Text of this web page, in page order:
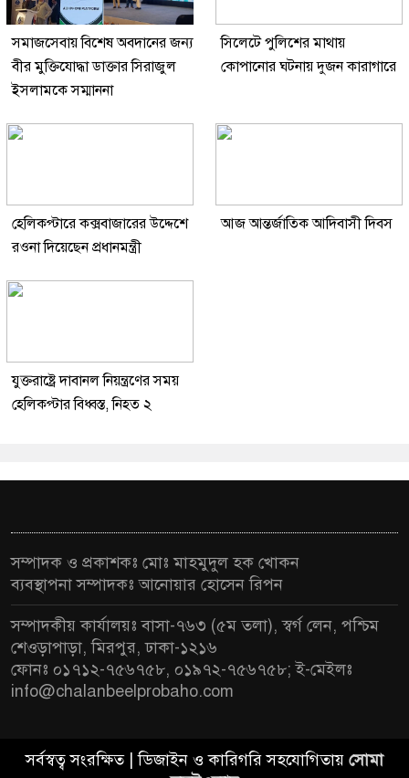
সমাজসেবায় বিশেষ অবদানের জন্য
বীর মুক্তিযোদ্ধা ডাক্তার সিরাজুল
ইসলামকে সম্মাননা
সিলেটে পুলিশের মাথায়
কোপানোর ঘটনায় দুজন কারাগারে
হেলিকপ্টারে কক্সবাজারের উদ্দেশে
রওনা দিয়েছেন প্রধানমন্ত্রী
আজ আন্তর্জাতিক আদিবাসী দিবস
যুক্তরাষ্ট্রে দাবানল নিয়ন্ত্রণের সময়
হেলিকপ্টার বিধ্বস্ত, নিহত ২
সম্পাদক ও প্রকাশকঃ মোঃ মাহমুদুল হক খোকন
ব্যবস্থাপনা সম্পাদকঃ আনোয়ার হোসেন রিপন
সম্পাদকীয় কার্যালয়ঃ বাসা-৭৬৩ (৫ম তলা), স্বর্গ লেন, পশ্চিম
শেওড়াপাড়া, মিরপুর, ঢাকা-১২১৬
ফোনঃ ০১৭১২-৭৫৬৭৫৮, ০১৯৭২-৭৫৬৭৫৮; ই-মেইলঃ
info@chalanbeelprobaho.com
সর্বস্বত্ব সংরক্ষিত | ডিজাইন ও কারিগরি সহযোগিতায় সোমা